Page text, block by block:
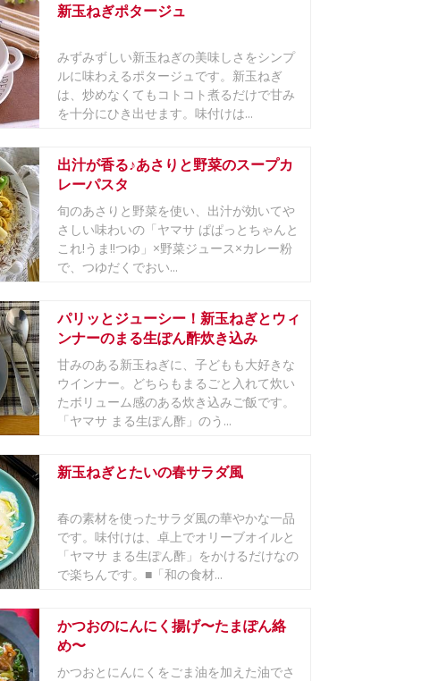
新玉ねぎポタージュ
みずみずしい新玉ねぎの美味しさをシンプ
ルに味わえるポタージュです。新玉ねぎ
は、炒めなくてもコトコト煮るだけで甘み
を十分にひき出せます。味付けは...
出汁が香る♪あさりと野菜のスープカ
レーパスタ
旬のあさりと野菜を使い、出汁が効いてや
さしい味わいの「ヤマサ ぱぱっとちゃんと
これ!うま!!つゆ」×野菜ジュース×カレー粉
で、つゆだくでおい...
パリッとジューシー！新玉ねぎとウィ
ンナーのまる生ぽん酢炊き込み
甘みのある新玉ねぎに、子どもも大好きな
ウインナー。どちらもまるごと入れて炊い
たボリューム感のある炊き込みご飯です。
「ヤマサ まる生ぽん酢」のう...
新玉ねぎとたいの春サラダ風
春の素材を使ったサラダ風の華やかな一品
です。味付けは、卓上でオリーブオイルと
「ヤマサ まる生ぽん酢」をかけるだけなの
で楽ちんです。■「和の食材...
かつおのにんにく揚げ〜たまぽん絡
め〜
かつおとにんにくをごま油を加えた油でさ